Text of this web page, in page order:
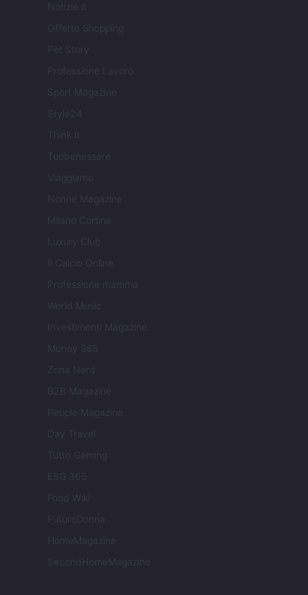
Notizie.it
Offerte Shopping
Pet Story
Professione Lavoro
Sport Magazine
Style24
Think.it
Tuobenessere
Viaggiamo
Nonne Magazine
Milano Cortina
Luxury Club
Il Calcio Online
Professione mamma
World Music
Investimenti Magazine
Money 365
Zona Nerd
B2B Magazine
People Magazine
Day Travel
Tutto Gaming
ESG 365
Food Wiki
FuturoDonna
HomeMagazine
SecondHomeMagazine